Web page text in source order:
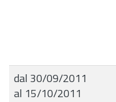
dal 30/09/2011
al 15/10/2011